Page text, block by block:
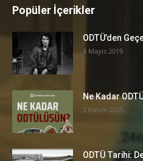
Popüler İçerikler
ODTÜ’den
4 Mayıs 2019
Ne Kadar
2 Kasım 2025
ODTÜ Tarihi: